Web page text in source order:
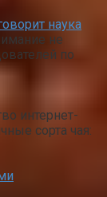
наука
не
по
интернет-
сорта чая: